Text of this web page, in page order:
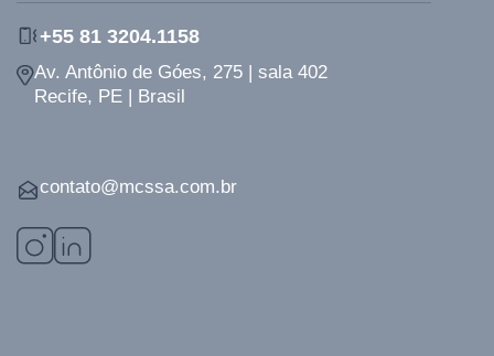
+55 81 3204.1158
Av. Antônio de Góes, 275 | sala 402
Recife, PE | Brasil
contato@mcssa.com.br